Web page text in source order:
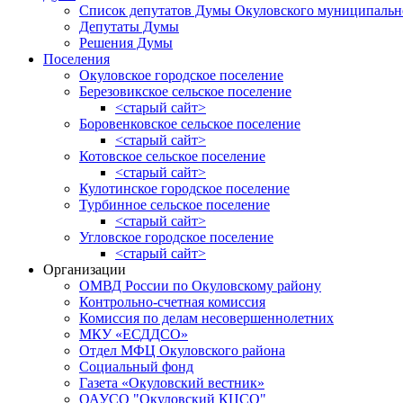
Список депутатов Думы Окуловского
Депутаты Думы
Решения Думы
Поселения
Окуловское городское поселение
Березовикское сельское поселение
<старый сайт>
Боровенковское сельское поселение
<старый сайт>
Котовское сельское поселение
<старый сайт>
Кулотинское городское поселение
Турбинное сельское поселение
<старый сайт>
Угловское городское поселение
<старый сайт>
Организации
ОМВД России по Окуловскому району
Контрольно-счетная комиссия
Комиссия по делам несовершеннолетних
МКУ «ЕСДДСО»
Отдел МФЦ Окуловского района
Социальный фонд
Газета «Окуловский вестник»
ОАУСО "Окуловский КЦСО"